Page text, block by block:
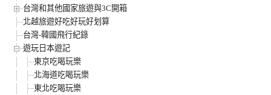
台灣和其他國家旅遊與3C開箱
北越旅遊好吃好玩好划算
台灣-韓國飛行紀錄
遊玩日本遊記
東京吃喝玩樂
北海道吃喝玩樂
東北吃喝玩樂